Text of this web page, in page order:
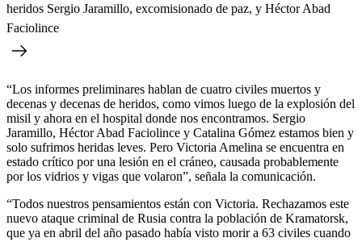
heridos Sergio Jaramillo, excomisionado de paz, y Héctor Abad
Faciolince
“Los informes preliminares hablan de cuatro civiles muertos y
decenas y decenas de heridos, como vimos luego de la explosión del
misil y ahora en el hospital donde nos encontramos. Sergio
Jaramillo, Héctor Abad Faciolince y Catalina Gómez estamos bien y
solo sufrimos heridas leves. Pero Victoria Amelina se encuentra en
estado crítico por una lesión en el cráneo, causada probablemente
por los vidrios y vigas que volaron”, señala la comunicación.
“Todos nuestros pensamientos están con Victoria. Rechazamos este
nuevo ataque criminal de Rusia contra la población de Kramatorsk,
que ya en abril del año pasado había visto morir a 63 civiles cuando